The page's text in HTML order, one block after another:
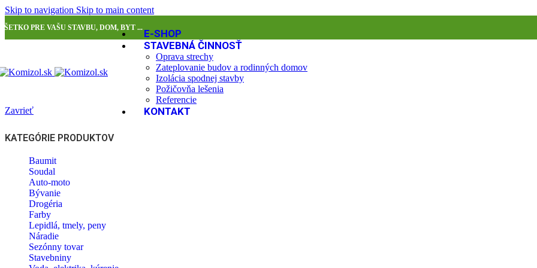
Skip to navigation Skip to main content
PRE VAŠU STAVBU, DOM, BYT ... E-SHOP
STAVEBNÁ ČINNOSŤ
Oprava strechy
Zateplovanie budov a rodinných domov
Izolácia spodnej stavby
Požičovňa lešenia
Referencie
KONTAKT
Zavrieť
KATEGÓRIE PRODUKTOV
Baumit
Soudal
Auto-moto
Bývanie
Drogéria
Farby
Lepidlá, tmely, peny
Náradie
Sezónny tovar
Stavebniny